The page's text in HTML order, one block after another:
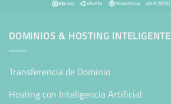
DOMINIOS & HOSTING INTELIGENTE
Transferencia de Dominio
Hosting con Inteligencia Artificial